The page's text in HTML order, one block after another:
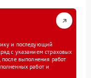
и последующий
с указанием страховых
после выполнения работ
работ и